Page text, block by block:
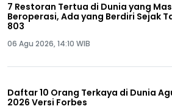
7 Restoran Tertua di Dunia yang
Beroperasi, Ada yang Berdiri Sejak
803
06 Agu 2026, 14:10 WIB
Daftar 10 Orang Terkaya di Dunia
2026 Versi Forbes